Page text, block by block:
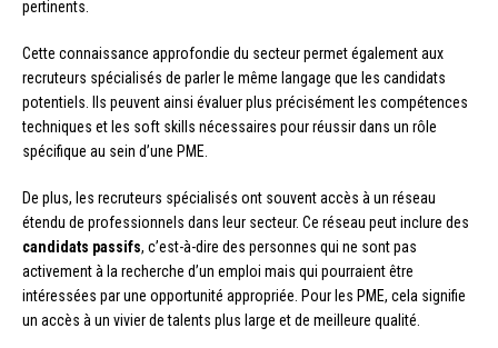
pertinents.
Cette connaissance approfondie du secteur permet également aux
recruteurs spécialisés de parler le même langage que les candidats
potentiels. Ils peuvent ainsi évaluer plus précisément les compétences
techniques et les soft skills nécessaires pour réussir dans un rôle
spécifique au sein d’une PME.
De plus, les recruteurs spécialisés ont souvent accès à un réseau
étendu de professionnels dans leur secteur. Ce réseau peut inclure des
candidats passifs, c’est-à-dire des personnes qui ne sont pas
activement à la recherche d’un emploi mais qui pourraient être
intéressées par une opportunité appropriée. Pour les PME, cela signifie
un accès à un vivier de talents plus large et de meilleure qualité.